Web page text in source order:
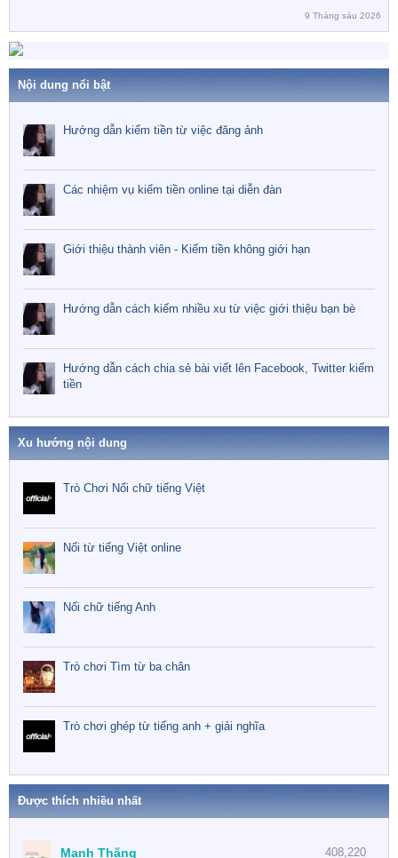
9 Tháng sáu 2026
Nội dung nổi bật
Hướng dẫn kiếm tiền từ việc đăng ảnh
Các nhiệm vụ kiếm tiền online tại diễn đàn
Giới thiệu thành viên - Kiếm tiền không giới hạn
Hướng dẫn cách kiếm nhiều xu từ việc giới thiệu bạn bè
Hướng dẫn cách chia sẻ bài viết lên Facebook, Twitter kiếm
tiền
Xu hướng nội dung
Trò Chơi Nối chữ tiếng Việt
Nối từ tiếng Việt online
Nối chữ tiếng Anh
Trò chơi Tìm từ ba chân
Trò chơi ghép từ tiếng anh + giải nghĩa
Được thích nhiều nhất
408,220
Mạnh Thăng